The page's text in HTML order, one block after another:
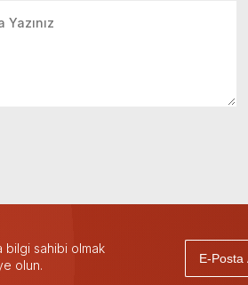
bilgi sahibi olmak
olun.